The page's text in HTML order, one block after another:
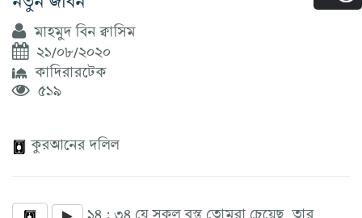
মাহমুদ বিন ক্বাসিম
২১/০৮/২০২০
কাদিরারটেক
৫১৯
কুরআনের দলিল
১৪ : ৩৪ যে সকল বস্তু তোমরা চেয়েছ, তার